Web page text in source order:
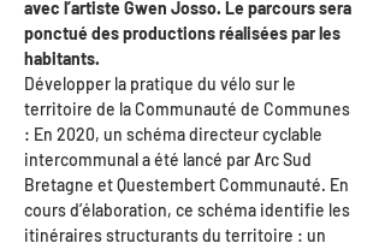
avec l’artiste Gwen Josso. Le parcours sera
ponctué des productions réalisées par les
habitants.
Développer la pratique du vélo sur le
territoire de la Communauté de Communes
: En 2020, un schéma directeur cyclable
intercommunal a été lancé par Arc Sud
Bretagne et Questembert Communauté. En
cours d’élaboration, ce schéma identifie les
itinéraires structurants du territoire : un